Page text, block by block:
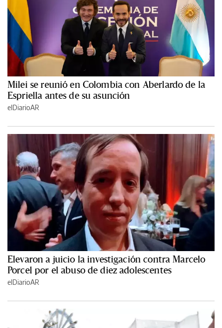
Milei se reunió en Colombia con Aberlardo de la
Espriella antes de su asunción
elDiarioAR
Elevaron a juicio la investigación contra Marcelo
Porcel por el abuso de diez adolescentes
elDiarioAR